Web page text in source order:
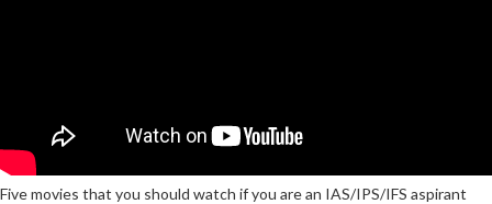
Five movies that you should watch if you are an IAS/IPS/IFS aspirant